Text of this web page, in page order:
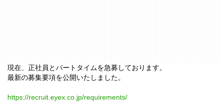
現在、正社員とパートタイムを急募しております。
最新の募集要項を公開いたしました。
https://recruit.eyex.co.jp/requirements/